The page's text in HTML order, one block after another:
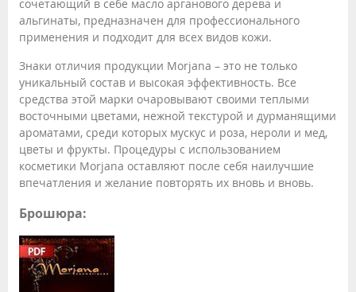
сочетающий в себе масло арганового дерева и
альгинаты, предназначен для профессионального
применения и подходит для всех видов кожи.
Знаки отличия продукции Morjana – это не только
уникальный состав и высокая эффективность. Все
средства этой марки очаровывают своими теплыми
восточными цветами, нежной текстурой и дурманящими
ароматами, среди которых мускус и роза, нероли и мед,
цветы и фрукты. Процедуры с использованием
косметики Morjana оставляют после себя наилучшие
впечатления и желание повторять их вновь и вновь.
Брошюра: